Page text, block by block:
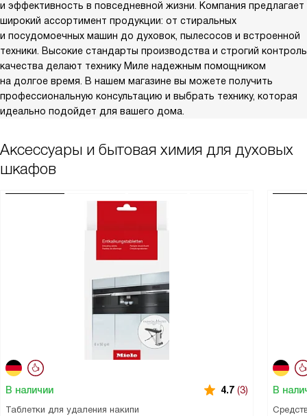
и эффективность в повседневной жизни. Компания предлагает
широкий ассортимент продукции: от стиральных
и посудомоечных машин до духовок, пылесосов и встроенной
техники. Высокие стандарты производства и строгий контроль
качества делают технику Миле надежным помощником
на долгое время. В нашем магазине вы можете получить
профессиональную консультацию и выбрать технику, которая
идеально подойдет для вашего дома.
Аксессуары и бытовая химия для духовых
шкафов
В наличии 4.7 (3)
Таблетки для удаления накипи
В